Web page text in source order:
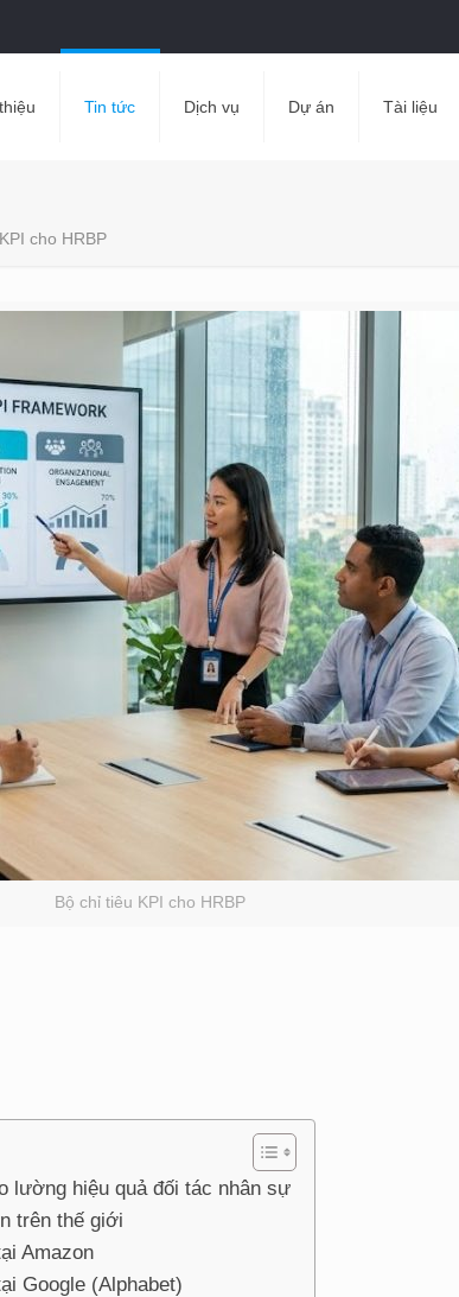
Tin tức Dịch vụ Dự án Tài liệu
cho HRBP
Bộ chỉ tiêu KPI cho HRBP
lường hiệu quả đối tác nhân sự
trên thế giới
Amazon
Google (Alphabet)